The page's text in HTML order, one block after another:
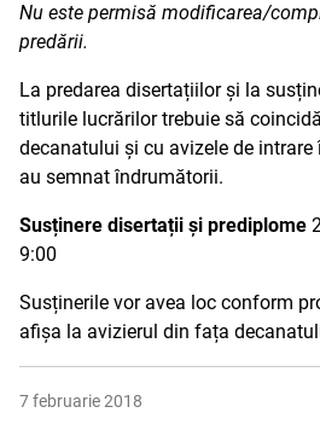
Nu este permisă modificarea/
predării.
La predarea disertațiilor și la
titlurile lucrărilor trebuie să
decanatului și cu avizele de intrare
au semnat îndrumătorii.
Susținere disertații și prediplome
9:00
Susținerile vor avea loc conform
afișa la avizierul din fața
7 februarie 2018